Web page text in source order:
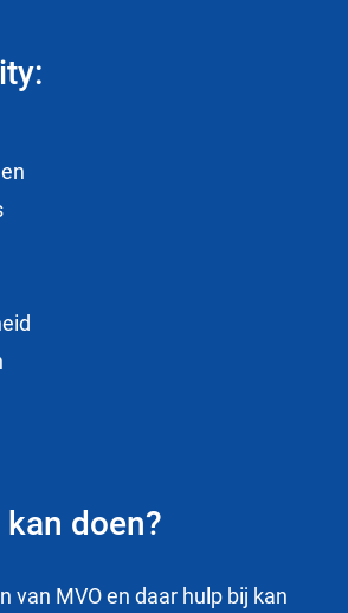
doen?
van MVO en daar hulp bij kan